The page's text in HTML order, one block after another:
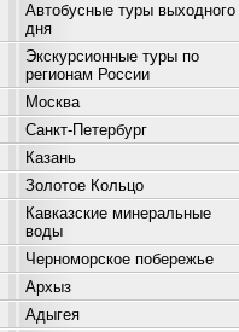
Автобусные туры выходного
дня
Экскурсионные туры по
регионам России
Москва
Санкт-Петербург
Казань
Золотое Кольцо
Кавказские минеральные
воды
Черноморское побережье
Архыз
Адыгея